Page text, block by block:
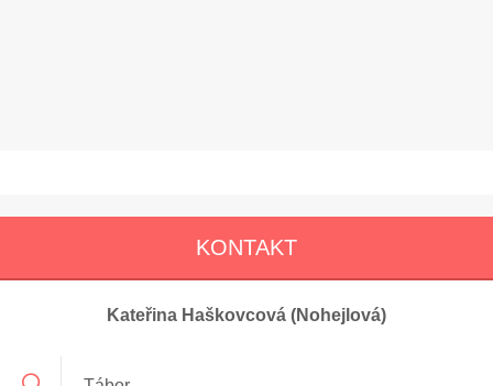
KONTAKT
Kateřina Haškovcová (Nohejlová)